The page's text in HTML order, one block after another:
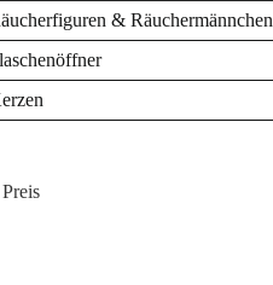
& Räuchermännchen
Preis